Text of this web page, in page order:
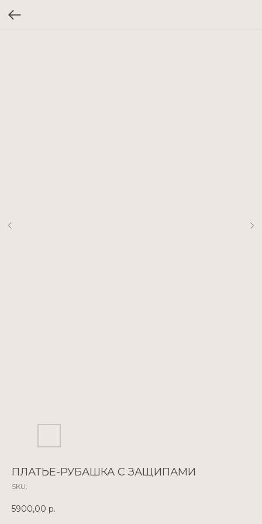
ПЛАТЬЕ-РУБАШКА С ЗАЩИПАМИ
SKU:
5900,00 р.